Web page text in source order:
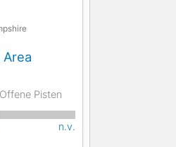
Offene Pisten
n.v.